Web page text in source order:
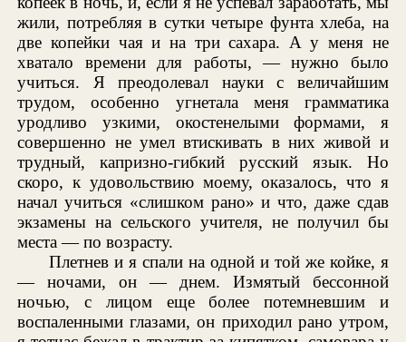
жили, потребляя в сутки четыре фунта хлеба, на
две копейки чая и на три сахара. А у меня не
хватало времени для работы, — нужно было
учиться. Я преодолевал науки с величайшим
трудом, особенно угнетала меня грамматика
уродливо узкими, окостенелыми формами, я
совершенно не умел втискивать в них живой и
трудный, капризно-гибкий русский язык. Но
скоро, к удовольствию моему, оказалось, что я
начал учиться «слишком рано» и что, даже сдав
экзамены на сельского учителя, не получил бы
места — по возрасту.
Плетнев и я спали на одной и той же койке, я
— ночами, он — днем. Измятый бессонной
ночью, с лицом еще более потемневшим и
воспаленными глазами, он приходил рано утром,